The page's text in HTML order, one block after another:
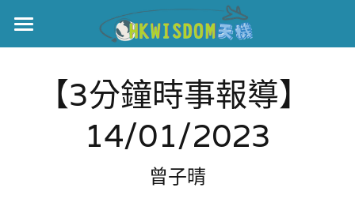
主頁
世界盃
伊美戰爭
【3分鐘時事報導】
14/01/2023
曾子晴